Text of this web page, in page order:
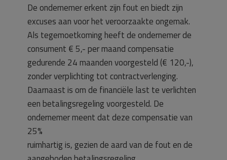
De ondernemer erkent zijn fout en biedt zijn
excuses aan voor het veroorzaakte ongemak.
Als tegemoetkoming heeft de ondernemer de
consument € 5,- per maand compensatie
gedurende 24 maanden voorgesteld (€ 120,-),
zonder verplichting tot contractverlenging.
Daarnaast is om de financiële last te verlichten
een betalingsregeling voorgesteld. De
ondernemer meent dat deze compensatie van
25%
ruimhartig is, gezien de aard van de fout en de